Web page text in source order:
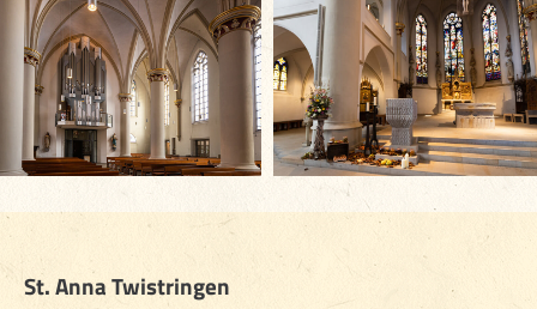
St. Anna Twistringen